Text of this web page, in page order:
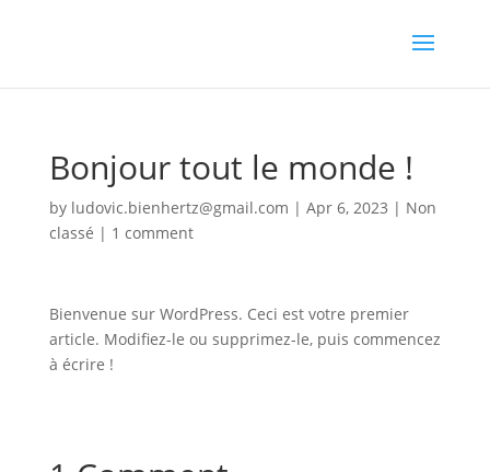
Bonjour tout le monde !
by ludovic.bienhertz@gmail.com | Apr 6, 2023 | Non
classé | 1 comment
Bienvenue sur WordPress. Ceci est votre premier
article. Modifiez-le ou supprimez-le, puis commencez
à écrire !